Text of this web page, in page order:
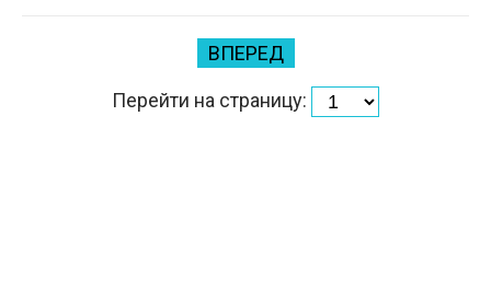
ВПЕРЕД
Перейти на страницу: